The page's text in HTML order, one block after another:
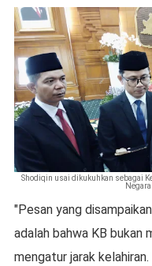
Shodiqin usai dikukuhkan sebagai
"Pesan yang
adalah bahwa KB bukan
mengatur jarak